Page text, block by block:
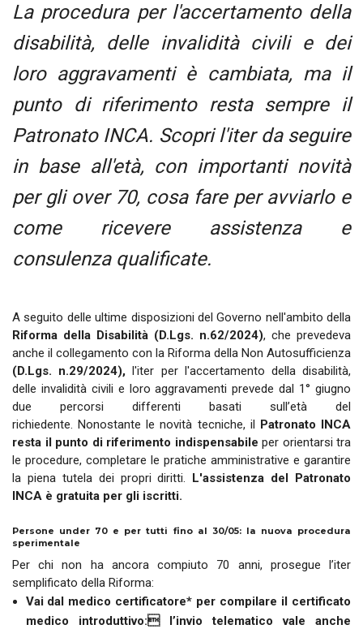
La procedura per l'accertamento della
disabilità, delle invalidità civili e dei
loro aggravamenti è cambiata, ma il
punto di riferimento resta sempre il
Patronato INCA. Scopri l'iter da seguire
in base all'età, con importanti novità
per gli over 70, cosa fare per avviarlo e
come ricevere assistenza e
consulenza qualificate.
A seguito delle ultime disposizioni del Governo nell'ambito della
Riforma della Disabilità (D.Lgs. n.62/2024), che prevedeva
anche il collegamento con la Riforma della Non Autosufficienza
(D.Lgs. n.29/2024),l'iter per l'accertamento della disabilità,
delle invalidità civili e loro aggravamenti prevede dal 1° giugno
due percorsi differenti basati sull’età del
richiedente. Nonostante le novità tecniche, il Patronato INCA
resta il punto di riferimento indispensabile per orientarsi tra
le procedure, completare le pratiche amministrative e garantire
la piena tutela dei propri diritti. L'assistenza del Patronato
INCA è gratuita per gli iscritti.
Persone under 70 e per tutti fino al 30/05: la nuova procedura
sperimentale
Per chi non ha ancora compiuto 70 anni, prosegue l’iter
semplificato della Riforma:
Vai dal medico certificatore* per compilare il certificato
medico introduttivo: l’invio telematico vale anche